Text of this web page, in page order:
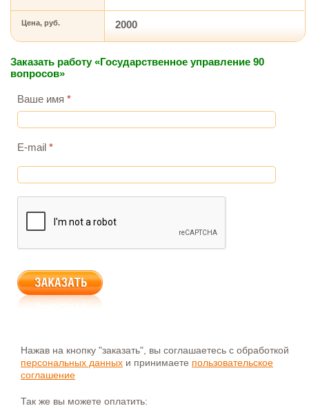
Цена, руб. 2000
Заказать работу «Государственное управление 90
вопросов»
Ваше имя *
E-mail *
Нажав на кнопку "заказать", вы соглашаетесь с обработкой
персональных данных и принимаете пользовательское
соглашение
Так же вы можете оплатить: